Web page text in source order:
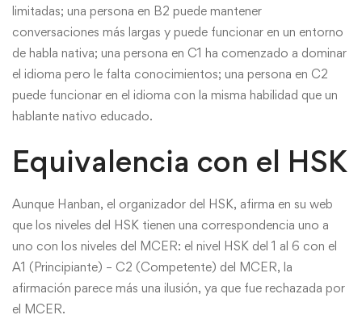
limitadas; una persona en B2 puede mantener
conversaciones más largas y puede funcionar en un entorno
de habla nativa; una persona en C1 ha comenzado a dominar
el idioma pero le falta conocimientos; una persona en C2
puede funcionar en el idioma con la misma habilidad que un
hablante nativo educado.
Equivalencia con el HSK
Aunque Hanban, el organizador del HSK, afirma en su web
que los niveles del HSK tienen una correspondencia uno a
uno con los niveles del MCER: el nivel HSK del 1 al 6 con el
A1 (Principiante) – C2 (Competente) del MCER, la
afirmación parece más una ilusión, ya que fue rechazada por
el MCER.